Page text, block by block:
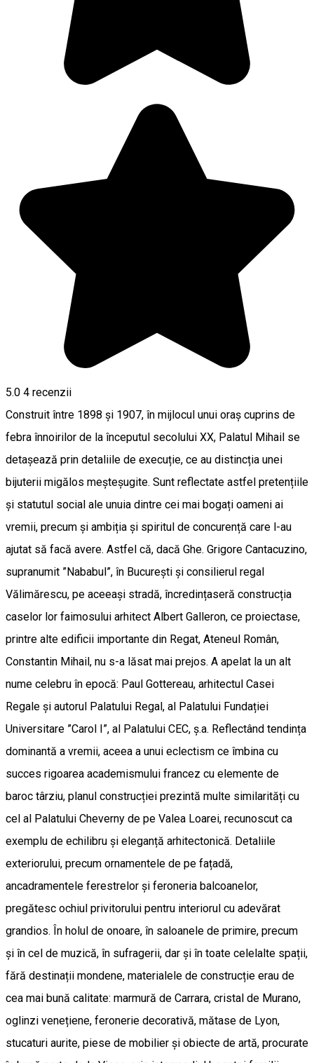
5.0 4 recenzii
Construit între 1898 și 1907, în mijlocul unui oraș cuprins de
febra înnoirilor de la începutul secolului XX, Palatul Mihail se
detașează prin detaliile de execuție, ce au distincția unei
bijuterii migălos meșteșugite. Sunt reflectate astfel pretențiile
și statutul social ale unuia dintre cei mai bogați oameni ai
vremii, precum și ambiția și spiritul de concurență care l-au
ajutat să facă avere. Astfel că, dacă Ghe. Grigore Cantacuzino,
supranumit ”Nababul”, în București și consilierul regal
Vălimărescu, pe aceeași stradă, încredințaseră construcția
caselor lor faimosului arhitect Albert Galleron, ce proiectase,
printre alte edificii importante din Regat, Ateneul Român,
Constantin Mihail, nu s-a lăsat mai prejos. A apelat la un alt
nume celebru în epocă: Paul Gottereau, arhitectul Casei
Regale și autorul Palatului Regal, al Palatului Fundației
Universitare ”Carol I”, al Palatului CEC, ș.a. Reflectând tendința
dominantă a vremii, aceea a unui eclectism ce îmbina cu
succes rigoarea academismului francez cu elemente de
baroc târziu, planul construcției prezintă multe similarități cu
cel al Palatului Cheverny de pe Valea Loarei, recunoscut ca
exemplu de echilibru și eleganță arhitectonică. Detaliile
exteriorului, precum ornamentele de pe fațadă,
ancadramentele ferestrelor și feroneria balcoanelor,
pregătesc ochiul privitorului pentru interiorul cu adevărat
grandios. În holul de onoare, în saloanele de primire, precum
și în cel de muzică, în sufragerii, dar și în toate celelalte spații,
fără destinații mondene, materialele de construcție erau de
cea mai bună calitate: marmură de Carrara, cristal de Murano,
oglinzi venețiene, feronerie decorativă, mătase de Lyon,
stucaturi aurite, piese de mobilier și obiecte de artă, procurate